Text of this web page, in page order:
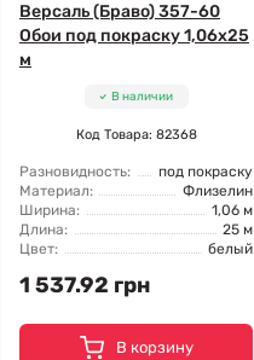
Версаль (Браво) 357-60
Обои под покраску 1,06x25
м
В наличии
Код Товара: 82368
Разновидность:
под покраску
Материал:
Флизелин
Ширина:
1,06 м
Длина:
25 м
Цвет:
белый
1 537.92 грн
В корзину